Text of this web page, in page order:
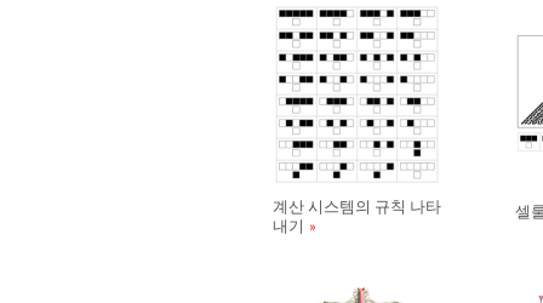
계산 시스템의 규칙 나타
내기
셀